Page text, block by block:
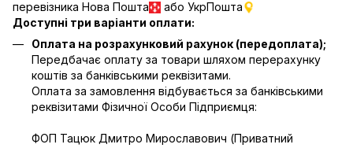
перевізника Нова Пошта
або УкрПошта
Доступні три варіанти оплати:
Оплата на розрахунковий рахунок (передоплата);
Передбачає оплату за товари шляхом перерахунку
коштів за банківськими реквізитами.
Оплата за замовлення відбувається за банківськими
реквізитами Фізичної Особи Підприємця:
ФОП Тацюк Дмитро Мирославович (Приватний